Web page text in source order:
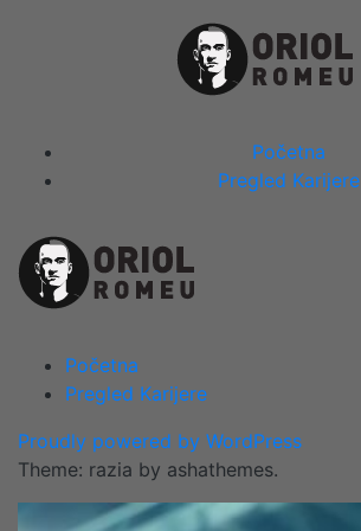
Close
Menu
Početna
Pregled Karijere
Početna
Pregled Karijere
Proudly powered by WordPress
Theme: razia by ashathemes.